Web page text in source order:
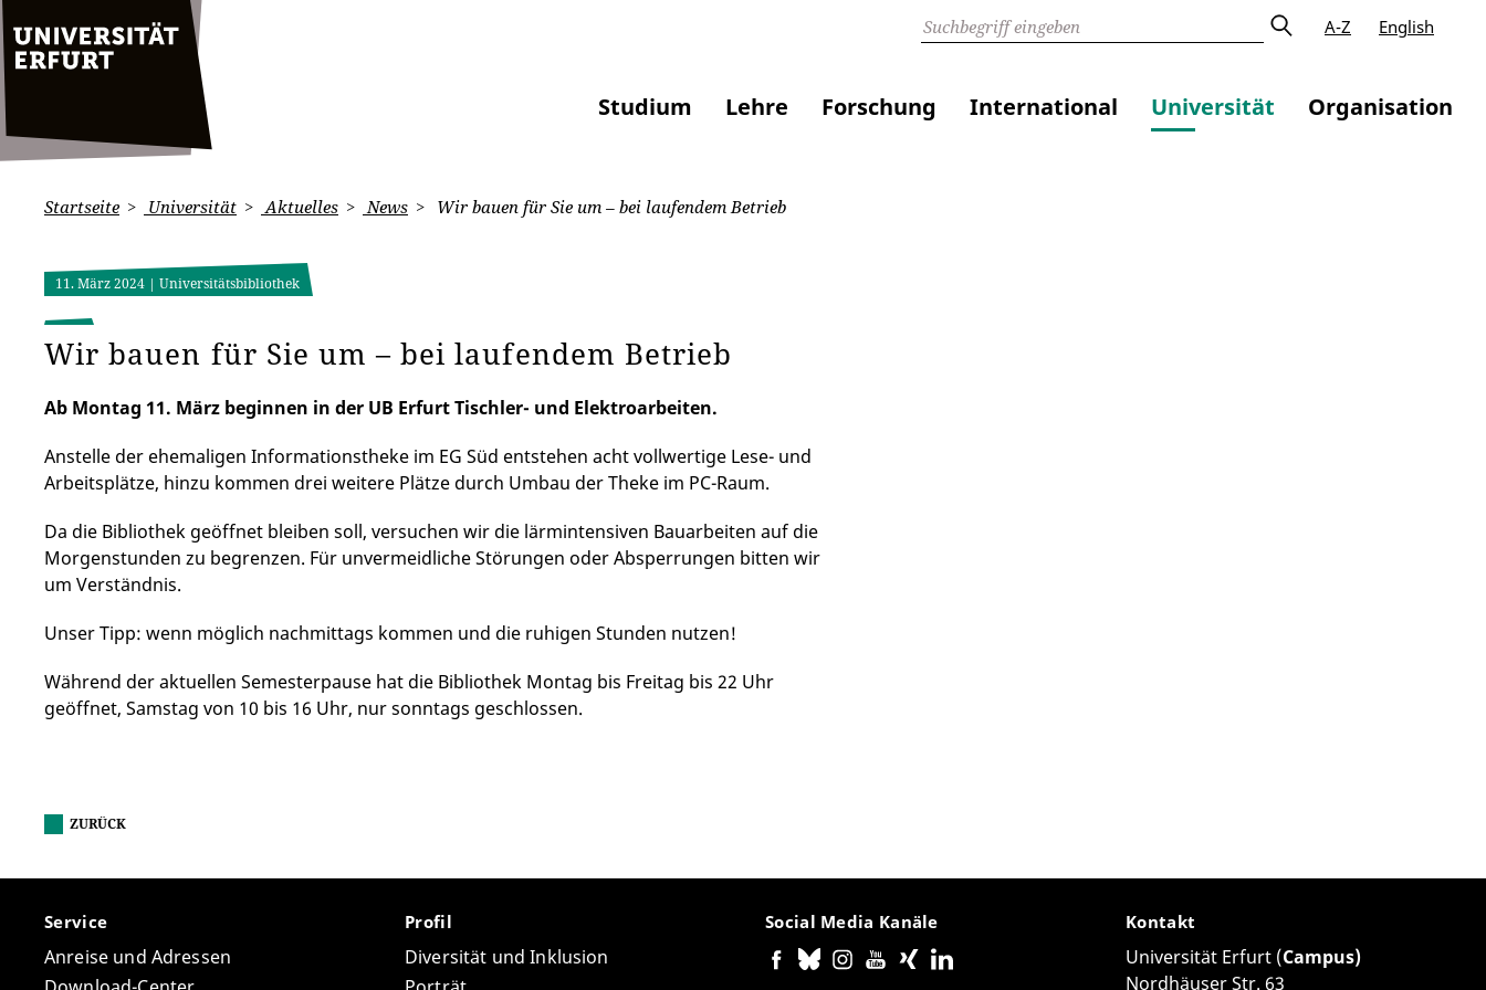
A-Z English
Studium Lehre Forschung International Universität Organisation
Startseite Universität Aktuelles News Wir bauen für Sie um – bei laufendem Betrieb
11. März 2024 | Universitätsbibliothek
Wir bauen für Sie um – bei laufendem Betrieb
Ab Montag 11. März beginnen in der UB Erfurt Tischler- und Elektroarbeiten.
Anstelle der ehemaligen Informationstheke im EG Süd entstehen acht vollwertige Lese- und
Arbeitsplätze, hinzu kommen drei weitere Plätze durch Umbau der Theke im PC-Raum.
Da die Bibliothek geöffnet bleiben soll, versuchen wir die lärmintensiven Bauarbeiten auf die
Morgenstunden zu begrenzen. Für unvermeidliche Störungen oder Absperrungen bitten wir
um Verständnis.
Unser Tipp: wenn möglich nachmittags kommen und die ruhigen Stunden nutzen!
Während der aktuellen Semesterpause hat die Bibliothek Montag bis Freitag bis 22 Uhr
geöffnet, Samstag von 10 bis 16 Uhr, nur sonntags geschlossen.
ZURÜCK
Service
Anreise und Adressen
Profil
Diversität und Inklusion
Social Media Kanäle Kontakt
Universität Erfurt (Campus)
Nordhäuser Str. 63